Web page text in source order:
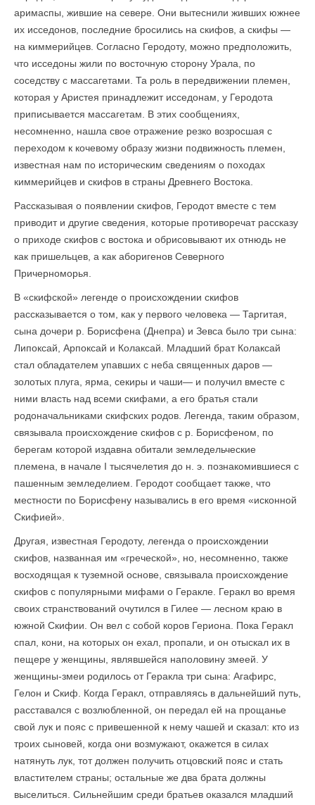
аримаспы, жившие на севере. Они вытеснили живших южнее
их исседонов, последние бросились на скифов, а скифы —
на киммерийцев. Согласно Геродоту, можно предположить,
что исседоны жили по восточную сторону Урала, по
соседству с массагетами. Та роль в передвижении племен,
которая у Аристея принадлежит исседонам, у Геродота
приписывается массагетам. В этих сообщениях,
несомненно, нашла свое отражение резко возросшая с
переходом к кочевому образу жизни подвижность племен,
известная нам по историческим сведениям о походах
киммерийцев и скифов в страны Древнего Востока.
Рассказывая о появлении скифов, Геродот вместе с тем
приводит и другие сведения, которые противоречат рассказу
о приходе скифов с востока и обрисовывают их отнюдь не
как пришельцев, а как аборигенов Северного
Причерноморья.
В «скифской» легенде о происхождении скифов
рассказывается о том, как у первого человека — Таргитая,
сына дочери р. Борисфена (Днепра) и Зевса было три сына:
Липоксай, Арпоксай и Колаксай. Младший брат Колаксай
стал обладателем упавших с неба священных даров —
золотых плуга, ярма, секиры и чаши— и получил вместе с
ними власть над всеми скифами, а его братья стали
родоначальниками скифских родов. Легенда, таким образом,
связывала происхождение скифов с р. Борисфеном, по
берегам которой издавна обитали земледельческие
племена, в начале I тысячелетия до н. э. познакомившиеся с
пашенным земледелием. Геродот сообщает также, что
местности по Борисфену назывались в его время «исконной
Скифией».
Другая, известная Геродоту, легенда о происхождении
скифов, названная им «греческой», но, несомненно, также
восходящая к туземной основе, связывала происхождение
скифов с популярными мифами о Геракле. Геракл во время
своих странствований очутился в Гилее — лесном краю в
южной Скифии. Он вел с собой коров Гериона. Пока Геракл
спал, кони, на которых он ехал, пропали, и он отыскал их в
пещере у женщины, являвшейся наполовину змеей. У
женщины-змеи родилось от Геракла три сына: Агафирс,
Гелон и Скиф. Когда Геракл, отправляясь в дальнейший путь,
расставался с возлюбленной, он передал ей на прощанье
свой лук и пояс с привешенной к нему чашей и сказал: кто из
троих сыновей, когда они возмужают, окажется в силах
натянуть лук, тот должен получить отцовский пояс и стать
властителем страны; остальные же два брата должны
выселиться. Сильнейшим среди братьев оказался младший